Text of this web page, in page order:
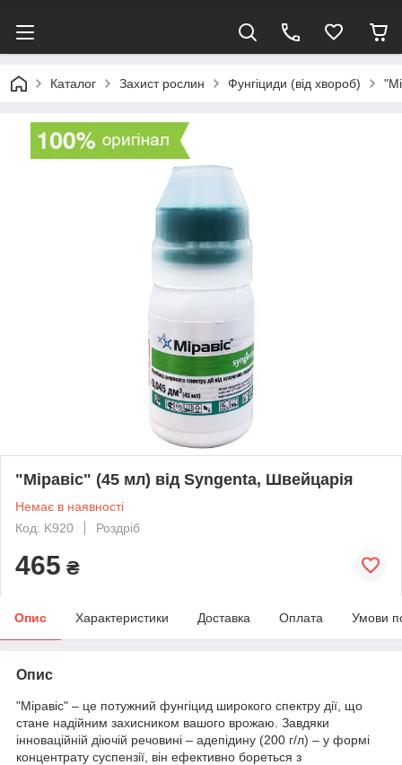
Каталог Захист рослин Фунгіциди (від хвороб)
"Міравіс" (45 мл) від Syngenta, Швейцарія
Немає в наявності
Код: K920
Роздріб
465 ₴
Опис Характеристики Доставка Оплата Умови
Опис
"Міравіс" – це потужний фунгіцид широкого спектру дії, що
стане надійним захисником вашого врожаю. Завдяки
інноваційній діючій речовині – адепідину (200 г/л) – у формі
концентрату суспензії, він ефективно бореться з